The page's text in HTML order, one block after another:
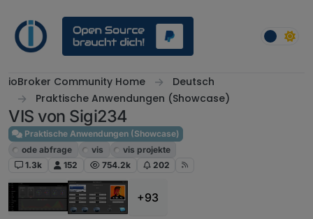
ioBroker Community Home
Deutsch
Praktische Anwendungen (Showcase)
VIS von Sigi234
Praktische Anwendungen (Showcase)
ode abfrage
vis
vis projekte
1.3k
152 754.2k 202
+93